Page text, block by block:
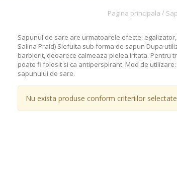
Pagina principala /
Sapunul de sare are urmatoarele efecte:
Salina Praid) Slefuita sub forma de sapun Dupa
barbierit, deoarece calmeaza pielea iritata.
poate fi folosit si ca antiperspirant. Mod de
sapunului de sare.
Nu exista produse conform criteriilor